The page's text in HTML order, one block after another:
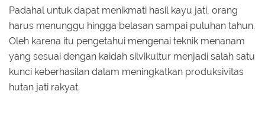
Padahal untuk dapat menikmati hasil kayu jati, orang
harus menunggu hingga belasan sampai puluhan tahun.
Oleh karena itu pengetahui mengenai teknik menanam
yang sesuai dengan kaidah silvikultur menjadi salah satu
kunci keberhasilan dalam meningkatkan produksivitas
hutan jati rakyat.